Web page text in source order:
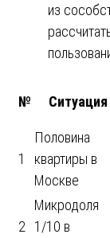
из
№ Ситуация
1
Половина
квартиры в
Москве
2
Микродоля
1/10 в